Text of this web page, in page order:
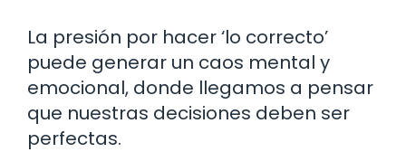
La presión por hacer ‘lo correcto’
puede generar un caos mental y
emocional, donde llegamos a pensar
que nuestras decisiones deben ser
perfectas.